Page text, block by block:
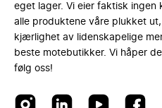
eget lager. Vi eier faktisk
alle produktene våre plukket
kjærlighet av lidenskapelige
beste motebutikker. Vi håper
følg oss!